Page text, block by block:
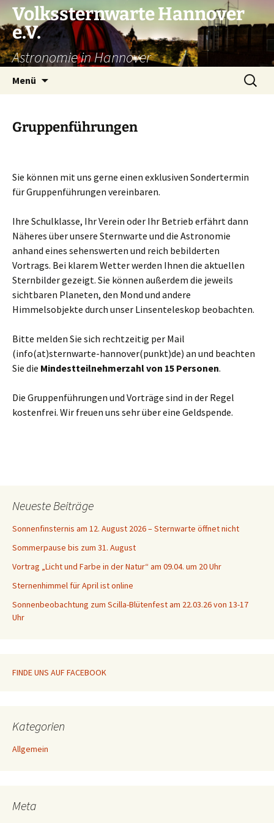
Volkssternwarte Hannover
e.V.
Astronomie in Hannover
Menü
Suchen
nach:
Gruppenführungen
Sie können mit uns gerne einen exklusiven Sondertermin
für Gruppenführungen vereinbaren.
Ihre Schulklasse, Ihr Verein oder Ihr Betrieb erfährt dann
Näheres über unsere Sternwarte und die Astronomie
anhand eines sehenswerten und reich bebilderten
Vortrags. Bei klarem Wetter werden Ihnen die aktuellen
Sternbilder gezeigt. Sie können außerdem die jeweils
sichtbaren Planeten, den Mond und andere
Himmelsobjekte durch unser Linsenteleskop beobachten.
Bitte melden Sie sich rechtzeitig per Mail
(info(at)sternwarte-hannover(punkt)de) an und beachten
Sie die Mindestteilnehmerzahl von 15 Personen.
Die Gruppenführungen und Vorträge sind in der Regel
kostenfrei. Wir freuen uns sehr über eine Geldspende.
Neueste Beiträge
Sonnenfinsternis am 12. August 2026 – Sternwarte öffnet nicht
Sommerpause bis zum 31. August
Vortrag „Licht und Farbe in der Natur“ am 09.04. um 20 Uhr
Sternenhimmel für April ist online
Sonnenbeobachtung zum Scilla-Blütenfest am 22.03.26 von 13-17
Uhr
FINDE UNS AUF FACEBOOK
Kategorien
Allgemein
Meta